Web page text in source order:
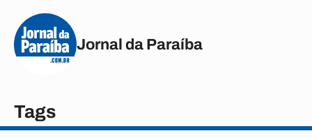
Jornal da Paraíba
Tags